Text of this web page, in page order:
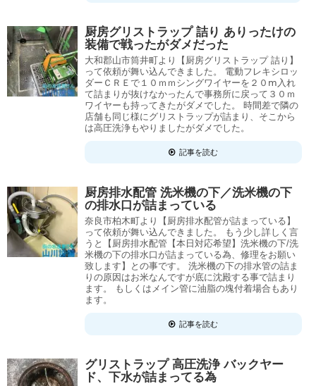
厨房グリストラップ 詰り ありったけの
装備で戦ったがダメだった
大和郡山市筒井町より【厨房グリストラップ 詰り】
って依頼が舞い込んできました。 電動フレキシロッ
ダーＣＲＥで１０ｍｍシングワイヤーを２０ⅿ入れ
て詰まりが抜けなかったんで事務所に戻って３０ｍ
ワイヤーも持ってきたがダメでした。 時間差で隣の
店舗も同じ様にグリストラップが詰まり、そこから
は高圧洗浄もやりましたがダメでした。
記事を読む
厨房排水配管 洗米機の下／洗米機の下
の排水口が詰まっている
奈良市柏木町より【厨房排水配管が詰まっている】
って依頼が舞い込んできました。 もう少し詳しく言
うと【厨房排水配管【本日対応希望】洗米機の下/洗
米機の下の排水口が詰まっている為、修理をお願い
致します】との事です。 洗米機の下の排水管の詰ま
りの原因はお米なんですが底に沈殿する事で詰まり
ます。 もしくはメイン管に油脂の塊付着場合もあり
ます。
記事を読む
グリストラップ 高圧洗浄 バックヤー
ド、下水が詰まってる為